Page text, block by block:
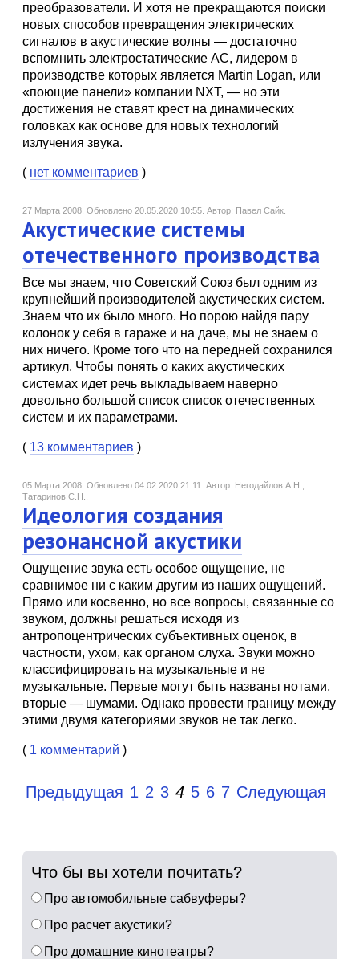
преобразователи. И хотя не прекращаются поиски
новых способов превращения электрических
сигналов в акустические волны — достаточно
вспомнить электростатические АС, лидером в
производстве которых является Martin Logan, или
«поющие панели» компании NXT, — но эти
достижения не ставят крест на динамических
головках как основе для новых технологий
излучения звука.
( нет комментариев )
27 Марта 2008. Обновлено 20.05.2020 10:55. Автор: Павел Сайк.
Акустические системы
отечественного производства
Все мы знаем, что Советский Союз был одним из
крупнейший производителей акустических систем.
Знаем что их было много. Но порою найдя пару
колонок у себя в гараже и на даче, мы не знаем о
них ничего. Кроме того что на передней сохранился
артикул. Чтобы понять о каких акустических
системах идет речь выкладываем наверно
довольно большой список список отечественных
систем и их параметрами.
( 13 комментариев )
05 Марта 2008. Обновлено 04.02.2020 21:11. Автор: Негодайлов А.Н.,
Татаринов С.Н..
Идеология создания
резонансной акустики
Ощущение звука есть особое ощущение, не
сравнимое ни с каким другим из наших ощущений.
Прямо или косвенно, но все вопросы, связанные со
звуком, должны решаться исходя из
антропоцентрических субъективных оценок, в
частности, ухом, как органом слуха. Звуки можно
классифицировать на музыкальные и не
музыкальные. Первые могут быть названы нотами,
вторые — шумами. Однако провести границу между
этими двумя категориями звуков не так легко.
( 1 комментарий )
Предыдущая 1 2 3 4 5 6 7 Следующая
Что бы вы хотели почитать?
Про автомобильные сабвуферы?
Про расчет акустики?
Про домашние кинотеатры?